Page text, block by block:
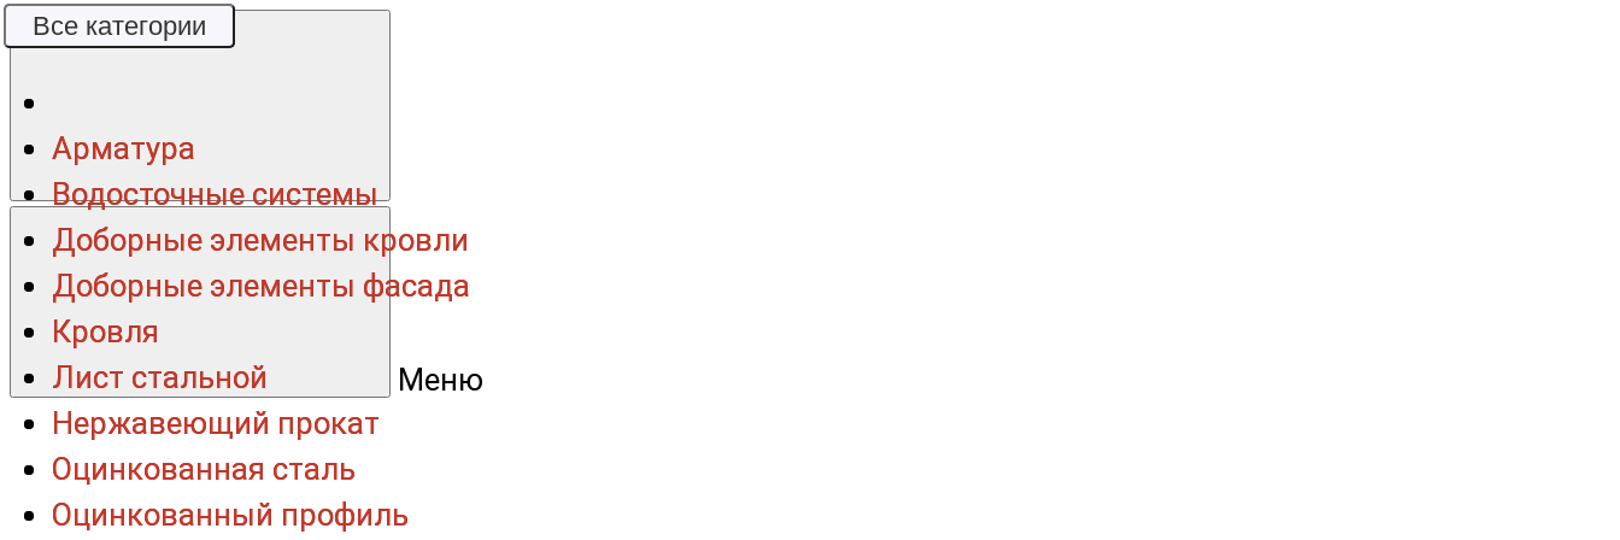
Меню
Все категории
Арматура
Водосточные системы
Доборные элементы кровли
Доборные элементы фасада
Кровля
Лист стальной
Нержавеющий прокат
Оцинкованная сталь
Оцинкованный профиль
Все категории
Арматура
Водосточные системы
Доборные элементы кровли
Доборные элементы фасада
Кровля
Лист стальной
Нержавеющий прокат
Оцинкованная сталь
Оцинкованный профиль